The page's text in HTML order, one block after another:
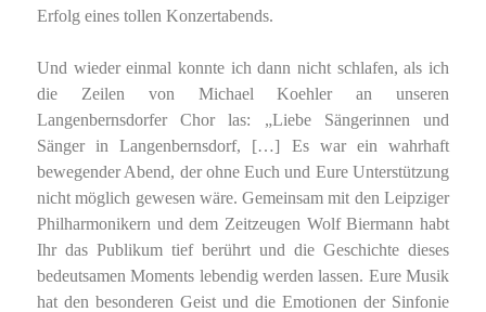
Erfolg eines tollen Konzertabends.
Und wieder einmal konnte ich dann nicht schlafen, als ich
die Zeilen von Michael Koehler an unseren
Langenbernsdorfer Chor las: „Liebe Sängerinnen und
Sänger in Langenbernsdorf, […] Es war ein wahrhaft
bewegender Abend, der ohne Euch und Eure Unterstützung
nicht möglich gewesen wäre. Gemeinsam mit den Leipziger
Philharmonikern und dem Zeitzeugen Wolf Biermann habt
Ihr das Publikum tief berührt und die Geschichte dieses
bedeutsamen Moments lebendig werden lassen. Eure Musik
hat den besonderen Geist und die Emotionen der Sinfonie